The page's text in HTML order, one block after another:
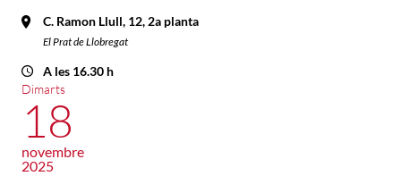
C. Ramon Llull, 12, 2a planta
El Prat de Llobregat
A les 16.30 h
Dimarts
18
novembre
2025